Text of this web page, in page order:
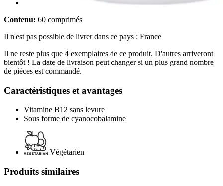
Contenu: 60 comprimés
Il n'est pas possible de livrer dans ce pays : France
Il ne reste plus que 4 exemplaires de ce produit. D'autres arriveront
bientôt ! La date de livraison peut changer si un plus grand nombre
de pièces est commandé.
Caractéristiques et avantages
Vitamine B12 sans levure
Sous forme de cyanocobalamine
Végétarien
Produits similaires